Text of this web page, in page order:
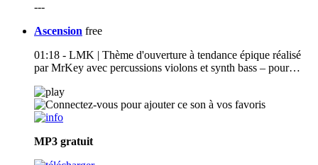
---
Ascension free
01:18 - LMK | Thème d'ouverture à tendance épique réalisé
par MrKey avec percussions violons et synth bass – pour…
MP3 gratuit